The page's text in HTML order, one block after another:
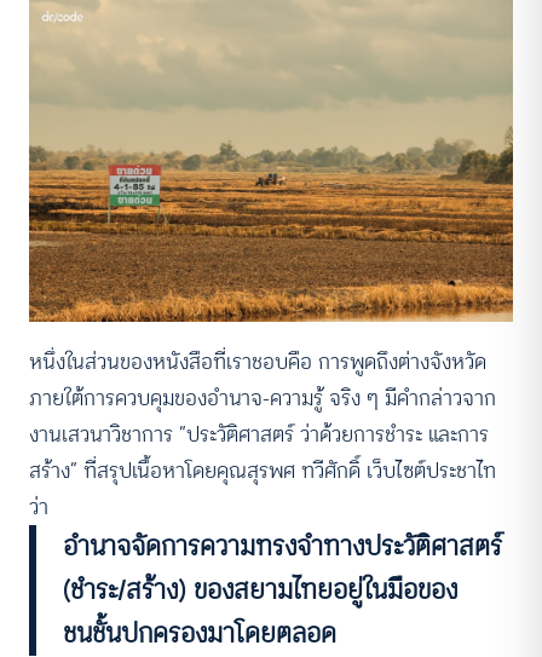
หนึ่งในส่วนของหนังสือที่เราชอบคือ การพูดถึงต่างจังหวัด
ภายใต้การควบคุมของอำนาจ-ความรู้ จริง ๆ มีคำกล่าวจาก
งานเสวนาวิชาการ “ประวัติศาสตร์ ว่าด้วยการชำระ และการ
สร้าง” ที่สรุปเนื้อหาโดยคุณสุรพศ ทวีศักดิ์ เว็บไซต์ประชาไท
ว่า
อำนาจจัดการความทรงจำทางประวัติศาสตร์
(ชำระ/สร้าง) ของสยามไทยอยู่ในมือของ
ชนชั้นปกครองมาโดยตลอด